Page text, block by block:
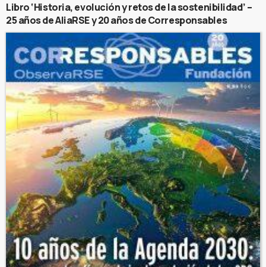
Libro ‘Historia, evolución y retos de la sostenibilidad’ –
25 años de AliaRSE y 20 años de Corresponsables